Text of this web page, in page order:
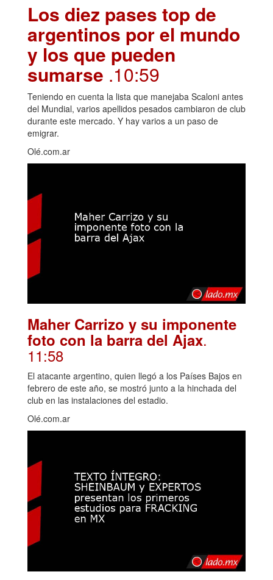
Los diez pases top de
argentinos por el mundo
y los que pueden
sumarse .10:59
Teniendo en cuenta la lista que manejaba Scaloni antes
del Mundial, varios apellidos pesados cambiaron de club
durante este mercado. Y hay varios a un paso de
emigrar.
Olé.com.ar
Maher Carrizo y su imponente
foto con la barra del Ajax.
11:58
El atacante argentino, quien llegó a los Países Bajos en
febrero de este año, se mostró junto a la hinchada del
club en las instalaciones del estadio.
Olé.com.ar